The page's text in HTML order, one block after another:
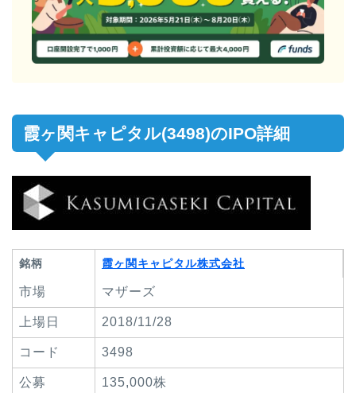
霞ヶ関キャピタル(3498)のIPO詳細
銘柄 霞ヶ関キャピタル株式会社
市場 マザーズ
上場日 2018/11/28
コード 3498
公募 135,000株